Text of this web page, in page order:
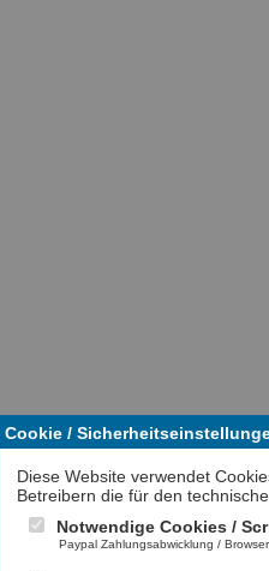
Cookie /
Diese Website verwendet
Betreibern die für den
Notwendige Cookies /
Paypal Zahlungsabwicklung /